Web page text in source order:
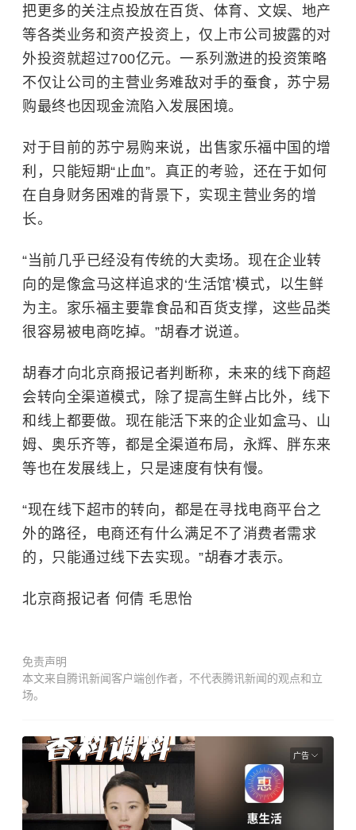
把更多的关注点投放在百货、体育、文娱、地产
等各类业务和资产投资上，仅上市公司披露的对
外投资就超过700亿元。一系列激进的投资策略
不仅让公司的主营业务难敌对手的蚕食，苏宁易
购最终也因现金流陷入发展困境。
对于目前的苏宁易购来说，出售家乐福中国的增
利，只能短期“止血”。真正的考验，还在于如何
在自身财务困难的背景下，实现主营业务的增
长。
“当前几乎已经没有传统的大卖场。现在企业转
向的是像盒马这样追求的‘生活馆’模式，以生鲜
为主。家乐福主要靠食品和百货支撑，这些品类
很容易被电商吃掉。”胡春才说道。
胡春才向北京商报记者判断称，未来的线下商超
会转向全渠道模式，除了提高生鲜占比外，线下
和线上都要做。现在能活下来的企业如盒马、山
姆、奥乐齐等，都是全渠道布局，永辉、胖东来
等也在发展线上，只是速度有快有慢。
“现在线下超市的转向，都是在寻找电商平台之
外的路径，电商还有什么满足不了消费者需求
的，只能通过线下去实现。”胡春才表示。
北京商报记者 何倩 毛思怡
免责声明
本文来自腾讯新闻客户端创作者，不代表腾讯新闻的观点和立
场。
广告